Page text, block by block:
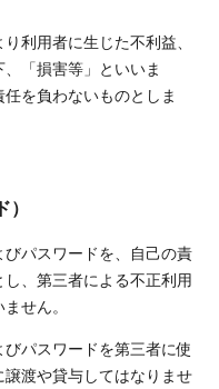
利用者に生じた不利益、
「損害等」といいま
を負わないものとしま
パスワードを、自己の責
、第三者による不正利用
せん。
パスワードを第三者に使
渡や貸与してはなりませ